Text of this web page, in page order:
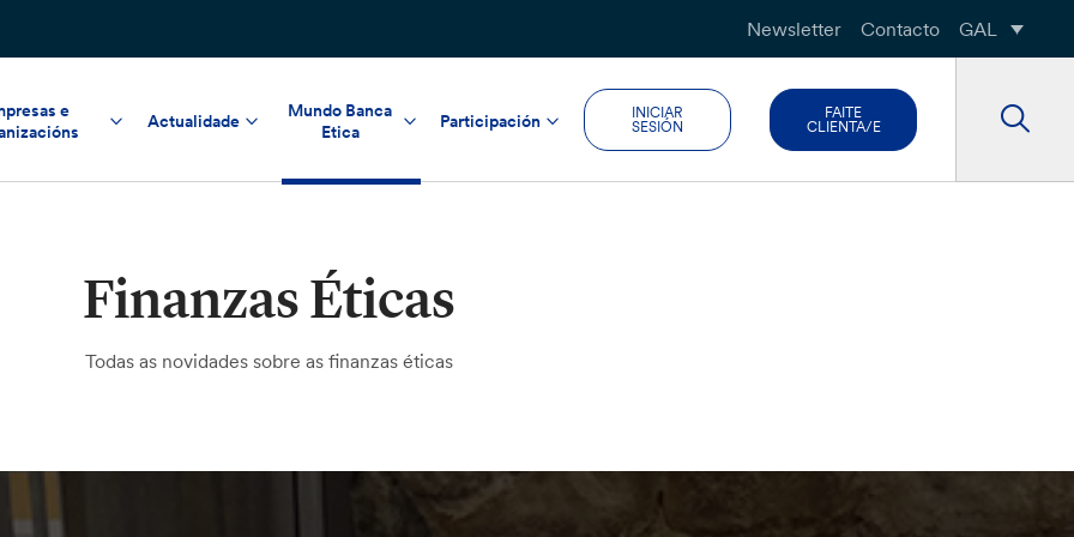
Newsletter Contacto GAL
e
Actualidade
Mundo Banca
Etica
Participación
INICIAR
SESIÓN
FAITE
CLIENTA/E
Finanzas Éticas
Todas as novidades sobre as finanzas éticas